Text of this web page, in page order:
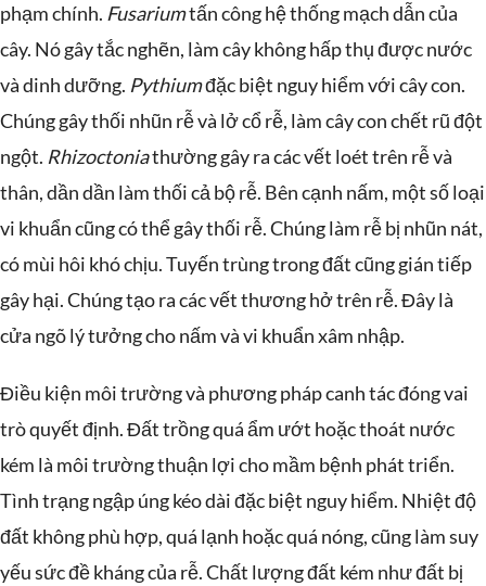
phạm chính. Fusariumtấn công hệ thống mạch dẫn của
cây. Nó gây tắc nghẽn, làm cây không hấp thụ được nước
và dinh dưỡng. Pythiumđặc biệt nguy hiểm với cây con.
Chúng gây thối nhũn rễ và lở cổ rễ, làm cây con chết rũ đột
ngột. Rhizoctoniathường gây ra các vết loét trên rễ và
thân, dần dần làm thối cả bộ rễ. Bên cạnh nấm, một số loại
vi khuẩn cũng có thể gây thối rễ. Chúng làm rễ bị nhũn nát,
có mùi hôi khó chịu. Tuyến trùng trong đất cũng gián tiếp
gây hại. Chúng tạo ra các vết thương hở trên rễ. Đây là
cửa ngõ lý tưởng cho nấm và vi khuẩn xâm nhập.
Điều kiện môi trường và phương pháp canh tác đóng vai
trò quyết định. Đất trồng quá ẩm ướt hoặc thoát nước
kém là môi trường thuận lợi cho mầm bệnh phát triển.
Tình trạng ngập úng kéo dài đặc biệt nguy hiểm. Nhiệt độ
đất không phù hợp, quá lạnh hoặc quá nóng, cũng làm suy
yếu sức đề kháng của rễ. Chất lượng đất kém như đất bị